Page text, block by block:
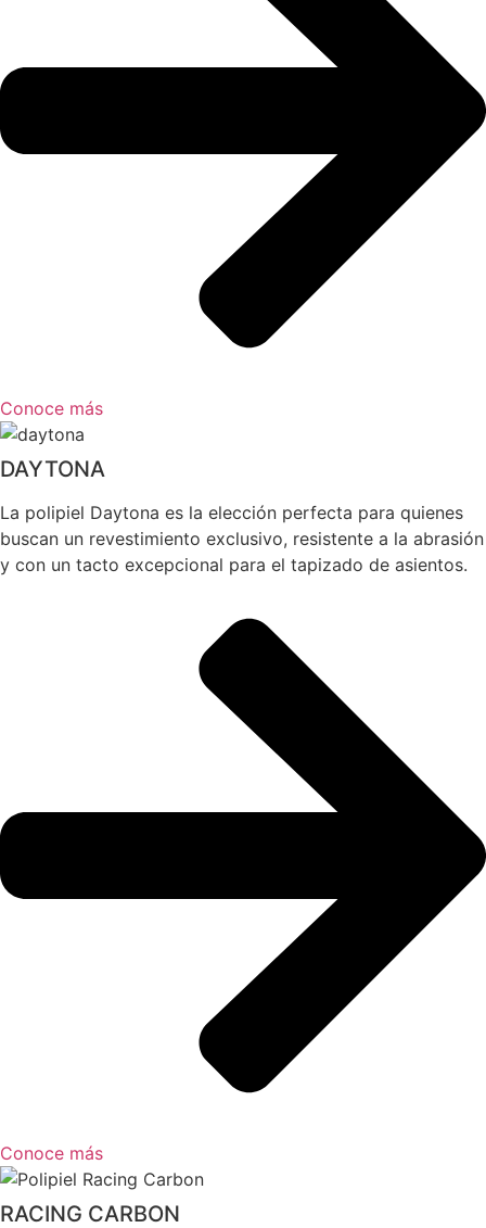
Conoce más
DAYTONA
La polipiel Daytona es la elección perfecta para quienes
buscan un revestimiento exclusivo, resistente a la abrasión
y con un tacto excepcional para el tapizado de asientos.
Conoce más
RACING CARBON